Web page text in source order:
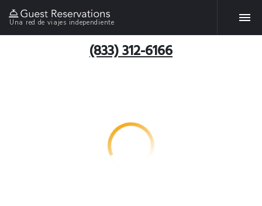
Una red de viajes independiente
(833) 312-6166